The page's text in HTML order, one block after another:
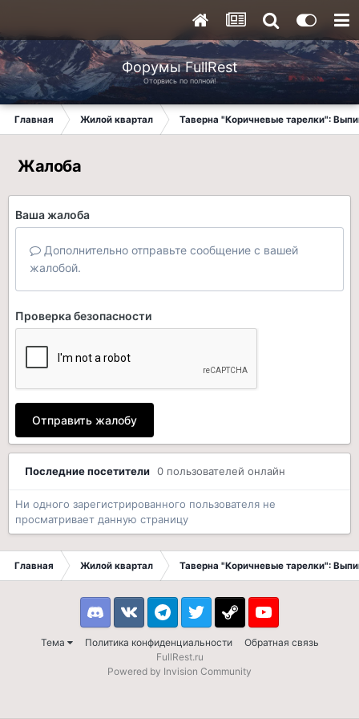
Форумы FullRest
Оторвись по полной!
Главная Жилой квартал Таверна "Коричневые тарелки":
Жалоба
Ваша жалоба
Дополнительно отправьте сообщение с вашей
жалобой.
Проверка безопасности
Отправить жалобу
Последние посетители 0 пользователей онлайн
Ни одного зарегистрированного пользователя не
просматривает данную страницу
Главная Жилой квартал Таверна "Коричневые тарелки":
Тема Политика конфиденциальности Обратная связь
DiscordVK TelegramTwitter Steam Youtube
FullRest.ru
Powered by Invision Community